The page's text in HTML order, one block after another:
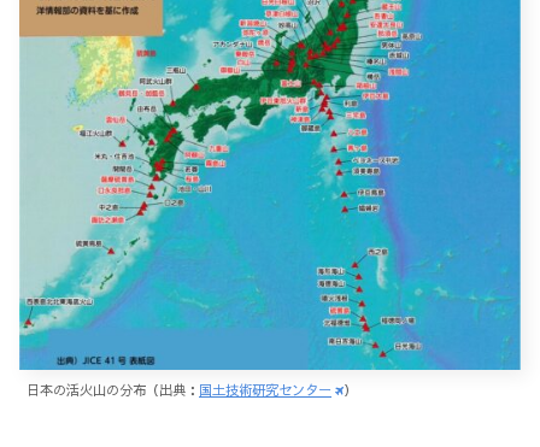
日本の活火山の分布（出典： 国土技術研究センター ）